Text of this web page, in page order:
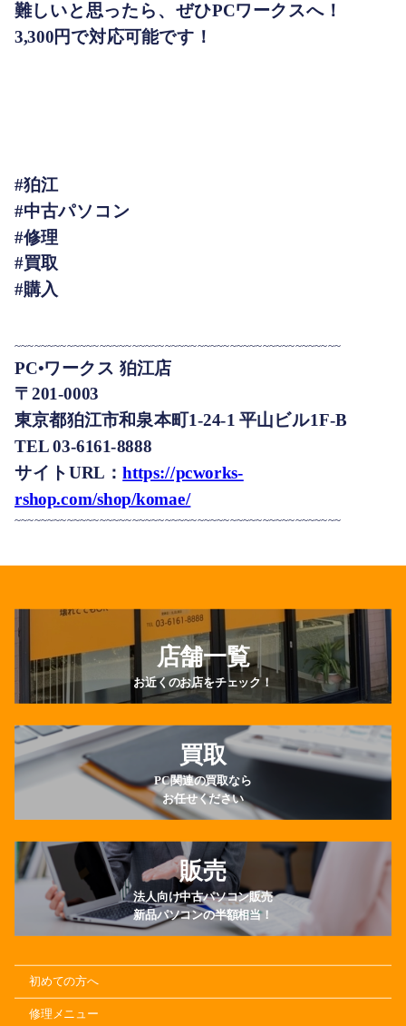
難しいと思ったら、ぜひPCワークスへ！
3,300円で対応可能です！
#狛江
#中古パソコン
#修理
#買取
#購入
~~~~~~~~~~~~~~~~~~~~~~~~~~~~~~~~~~~~~~~~~~~~~~~~~~
PC•ワークス 狛江店
〒201-0003
東京都狛江市和泉本町1-24-1 平山ビル1F-B
TEL 03-6161-8888
サイトURL：https://pcworks-
rshop.com/shop/komae/
~~~~~~~~~~~~~~~~~~~~~~~~~~~~~~~~~~~~~~~~~~~~~~~~~~
店舗一覧
お近くのお店をチェック！
買取
PC関連の買取なら
お任せください
販売
法人向け中古パソコン販売
新品パソコンの半額相当！
初めての方へ
修理メニュー